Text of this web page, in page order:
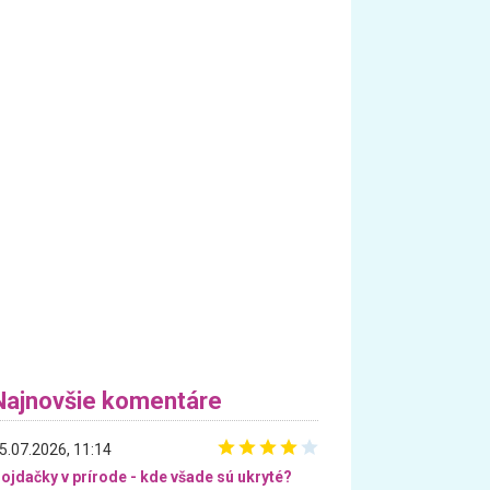
komentáre
11:14
v prírode - kde všade sú ukryté?